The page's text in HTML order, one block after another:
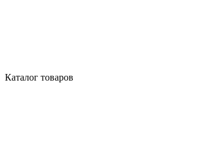
Каталог товаров